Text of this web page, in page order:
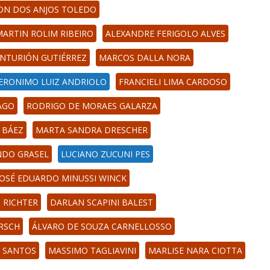
DOS ANJOS TOLEDO
ROLIM RIBEIRO ALEXANDRE FERIGOLO ALVES
GUTIÉRREZ MARCOS DALLA NORA
LUIZ ANDRIOLO FRANCIELI LIMA CARDOSO
RODRIGO DE MORAES GALARZA
MARTA SANDRA DRESCHER
GRASEL LUCIANO ZUCUNI PES
EDUARDO MINUSSI WINCK
DARLAN SCAPINI BALEST
ÁLVARO DE SOUZA CARNELLOSSO
MASSIMO TAGLIAVINI MARLISE NARA CIOTTA